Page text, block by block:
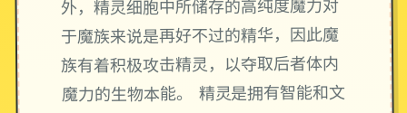
外，精灵细胞中所储存的高纯度魔力对
于魔族来说是再好不过的精华，因此魔
族有着积极攻击精灵，以夺取后者体内
魔力的生物本能。 精灵是拥有智能和文